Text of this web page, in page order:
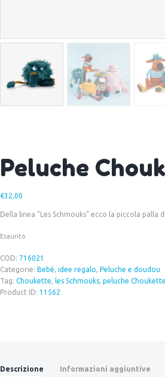
Peluche
€32,00
Della linea “Les Schmouks” ecco la piccola palla
Esaurito
COD: 716021
Categorie: Bebè idee regalo Peluche e doudou
Tag: Choukette les Schmouks peluche Choukette
Product ID: 11562
Descrizione Informazioni aggiuntive